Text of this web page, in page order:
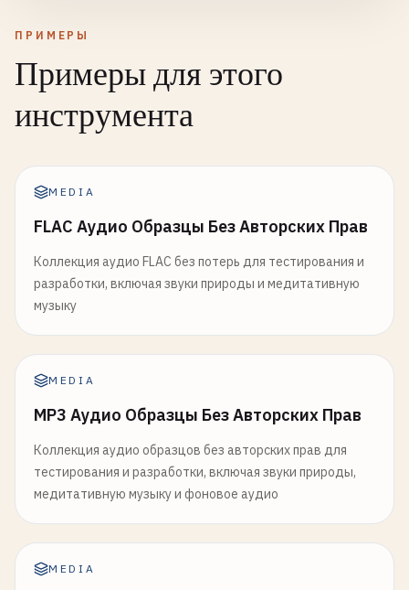
ПРИМЕРЫ
Примеры для этого
инструмента
MEDIA
FLAC Аудио Образцы Без Авторских Прав
Коллекция аудио FLAC без потерь для тестирования и
разработки, включая звуки природы и медитативную
музыку
MEDIA
MP3 Аудио Образцы Без Авторских Прав
Коллекция аудио образцов без авторских прав для
тестирования и разработки, включая звуки природы,
медитативную музыку и фоновое аудио
MEDIA